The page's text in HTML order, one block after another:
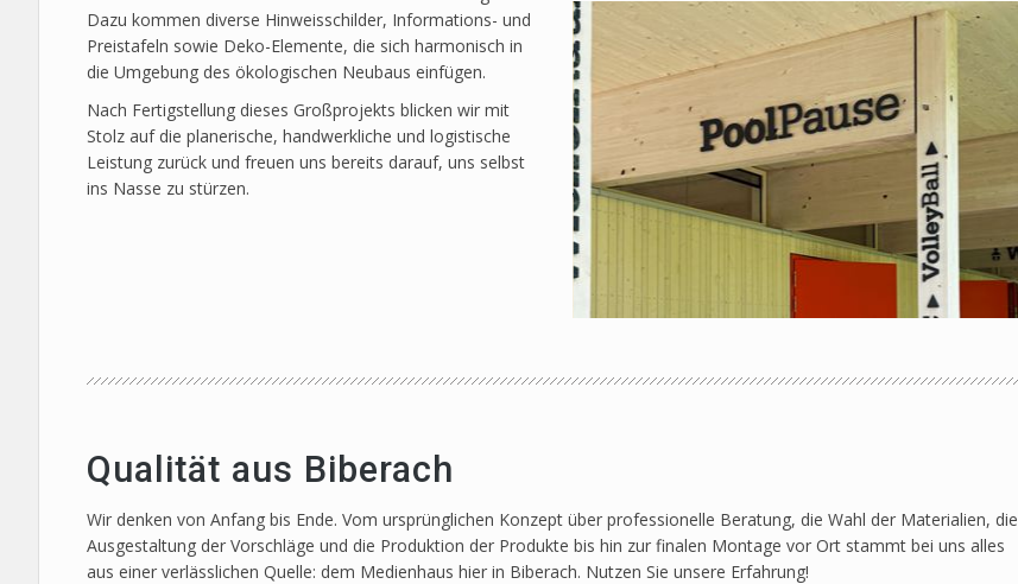
Dazu kommen diverse Hinweisschilder, Informations- und
Preistafeln sowie Deko-Elemente, die sich harmonisch in
die Umgebung des ökologischen Neubaus einfügen.
Nach Fertigstellung dieses Großprojekts blicken wir mit
Stolz auf die planerische, handwerkliche und logistische
Leistung zurück und freuen uns bereits darauf, uns selbst
ins Nasse zu stürzen.
Qualität aus Biberach
Wir denken von Anfang bis Ende. Vom ursprünglichen Konzept über professionelle Beratung, die Wahl der Materialien, die
Ausgestaltung der Vorschläge und die Produktion der Produkte bis hin zur finalen Montage vor Ort stammt bei uns alles
aus einer verlässlichen Quelle: dem Medienhaus hier in Biberach. Nutzen Sie unsere Erfahrung!